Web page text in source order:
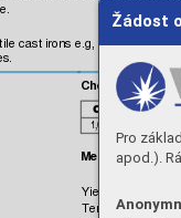
Žádost
Pro
apod.).
e cast irons e.g, machine
Chemic al compo


 
Mechanical pro
Yield s
Tensile Strength,